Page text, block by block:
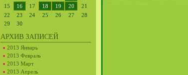
15
16 17 18 19 20
21
22
23 24 25 26 27
28
29
30
АРХИВ ЗАПИСЕЙ
2013 Январь
2013 Февраль
2013 Март
2013 Апрель